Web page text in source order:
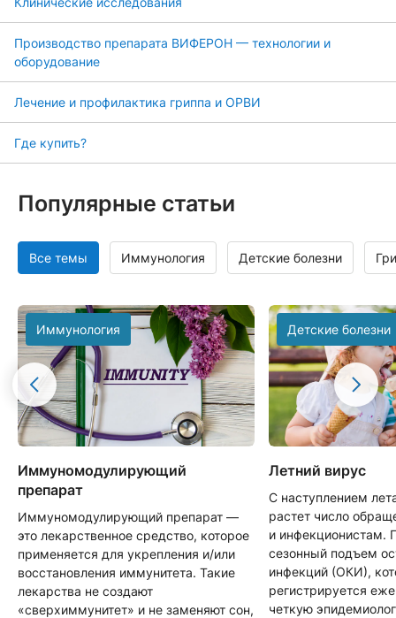
Производство препарата ВИФЕРОН — технологии и
оборудование
Лечение и профилактика гриппа и ОРВИ
Где купить?
Популярные статьи
Все темы Иммунология Детские болезни
Иммунология
Иммуномодулирующий
препарат
Иммуномодулирующий препарат —
это лекарственное средство, которое
применяется для укрепления и/или
восстановления иммунитета. Такие
лекарства не создают
«сверхиммунитет» и не заменяют сон,
Детские болезни
Летний вирус
С наступлением
растет число
и инфекционистам.
сезонный подъем
инфекций (ОКИ),
регистрируется
четкую